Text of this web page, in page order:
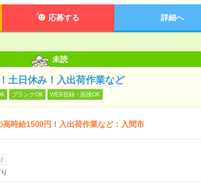
応募する 詳細へ
未読
土日休み！入出荷作業など
ブランクOK WEB登録・面接OK
時給1500円！入出荷作業など：入間市